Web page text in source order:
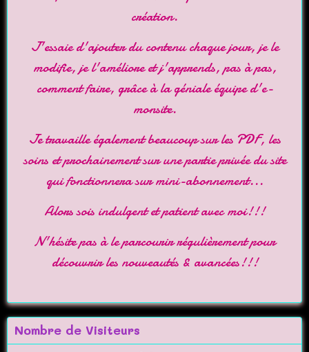
création.
J'essaie d'ajouter du contenu chaque jour, je le
modifie, je l'améliore et j'apprends, pas à pas,
comment faire, grâce à la géniale équipe d'e-
monsite.
Je travaille également beaucoup sur les PDF, les
soins et prochainement sur une partie privée du site
qui fonctionnera sur mini-abonnement...
Alors sois indulgent et patient avec moi!!!
N'hésite pas à le parcourir régulièrement pour
découvrir les nouveautés & avancées!!!
Nombre de Visiteurs